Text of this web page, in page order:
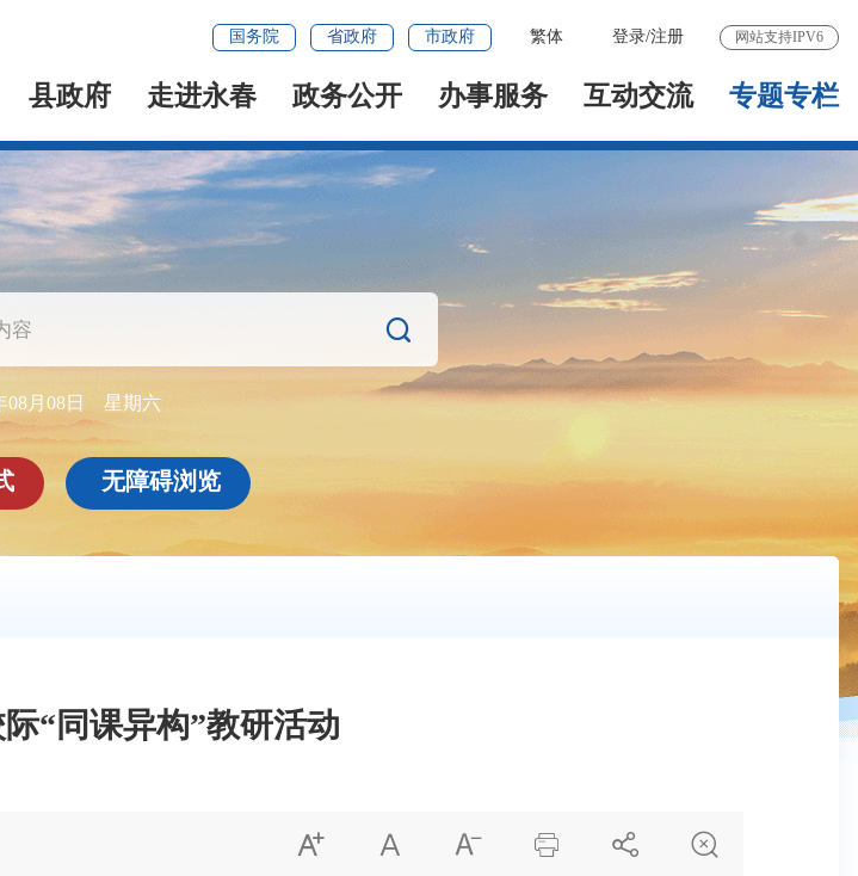
国务院 省政府 市政府 繁体 登录/注册 网站支持IPV6
县政府 走进永春 政务公开 办事服务 互动交流 专题专栏

08月08日 星期六
无障碍浏览
“同课异构”教研活动
     